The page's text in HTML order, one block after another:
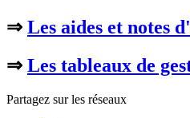
⇒ Les aides et notes
⇒ Les tableaux de
Partagez sur les réseaux